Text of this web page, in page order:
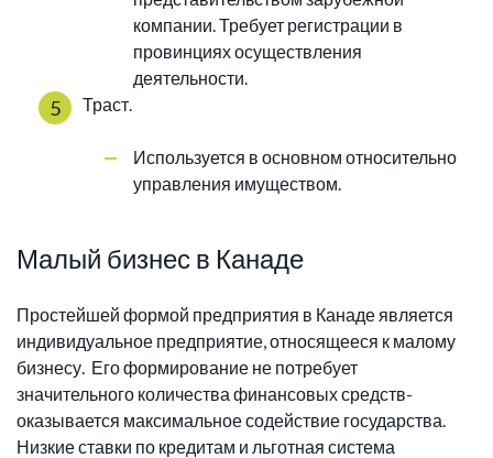
компании. Требует регистрации в
провинциях осуществления
деятельности.
Траст.
Используется в основном относительно
управления имуществом.
Малый бизнес в Канаде
Простейшей формой предприятия в Канаде является
индивидуальное предприятие, относящееся к малому
бизнесу. Его формирование не потребует
значительного количества финансовых средств-
оказывается максимальное содействие государства.
Низкие ставки по кредитам и льготная система